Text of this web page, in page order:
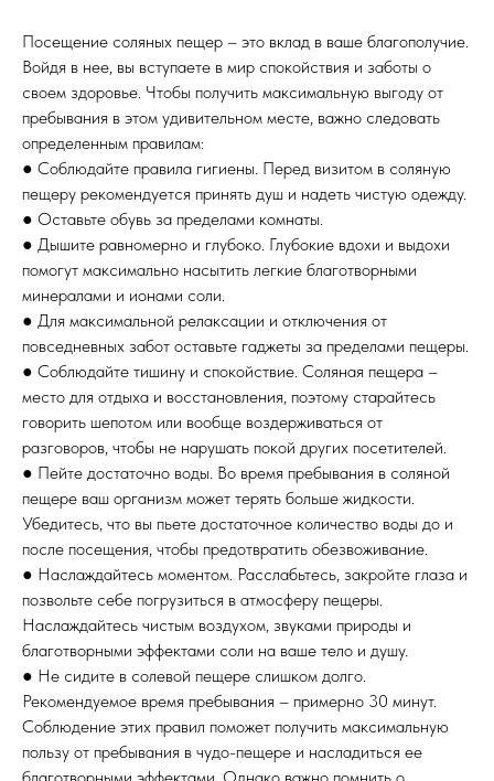
Посещение соляных пещер – это вклад в ваше благополучие.
Войдя в нее, вы вступаете в мир спокойствия и заботы о
своем здоровье. Чтобы получить максимальную выгоду от
пребывания в этом удивительном месте, важно следовать
определенным правилам:
● Соблюдайте правила гигиены. Перед визитом в соляную
пещеру рекомендуется принять душ и надеть чистую одежду.
● Оставьте обувь за пределами комнаты.
● Дышите равномерно и глубоко. Глубокие вдохи и выдохи
помогут максимально насытить легкие благотворными
минералами и ионами соли.
● Для максимальной релаксации и отключения от
повседневных забот оставьте гаджеты за пределами пещеры.
● Соблюдайте тишину и спокойствие. Соляная пещера –
место для отдыха и восстановления, поэтому старайтесь
говорить шепотом или вообще воздерживаться от
разговоров, чтобы не нарушать покой других посетителей.
● Пейте достаточно воды. Во время пребывания в соляной
пещере ваш организм может терять больше жидкости.
Убедитесь, что вы пьете достаточное количество воды до и
после посещения, чтобы предотвратить обезвоживание.
● Наслаждайтесь моментом. Расслабьтесь, закройте глаза и
позвольте себе погрузиться в атмосферу пещеры.
Наслаждайтесь чистым воздухом, звуками природы и
благотворными эффектами соли на ваше тело и душу.
● Не сидите в солевой пещере слишком долго.
Рекомендуемое время пребывания – примерно 30 минут.
Соблюдение этих правил поможет получить максимальную
пользу от пребывания в чудо-пещере и насладиться ее